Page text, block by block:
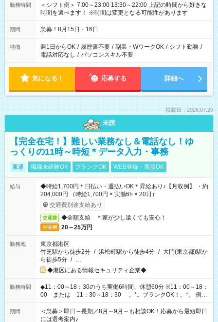
勤務時間
＜シフト例＞ 7:00～23:00 13:30～22:00 上記の時間から好きな
時間を選べます！ ※時間は変更となる可能性があります
期間 急募！8月15日・16日
特徴 週1日からOK / 履歴書不要 / 副業・WワークOK / シフト勤務 /
電話対応なし / パソコンスキル不要
気になる！ 応募する 詳細へ
掲載日：2026.07.29
未読
【完全在宅！】難しい業務なし＆電話なし！ゆ
っくりの11時～時短＊データ入力・事務
派遣 職種未経験OK ブランクOK WEB登録・面接OK
給与
◆時給1,700円＊日払い・週払いOK＊昇給あり♪【月収例】 ・約
204,000円 （時給1,700円 × 実働6h × 20日）
交通費別途支給あり
交通費 ◆全額支給 ＊家が少し遠くても安心！
月収例 20～25万円
勤務地
東京都港区
竹芝駅から徒歩2分 / 浜松町駅から徒歩4分 / 大門(東京都)駅か
ら徒歩5分 / …
◆港区にある情報セキュリティ企業◆
勤務時間
◆11：00～18：30のうち実働6時間、休憩60分 ※11：00～18：
00 または 11：30～18：30 。*。ブランクOK！。*。 例え
ば前職が、 在宅/財団法人/事務/コールセンター/受付/販売/カフェ
スタッフ スイーツ販売/ホテルフロント/化粧品販売/など 様々な
業界から入社して活躍されています♪
期間
＜急募＞即日～長期／8月～9月～も相談OK！応募から最短即日
には選考案内♪